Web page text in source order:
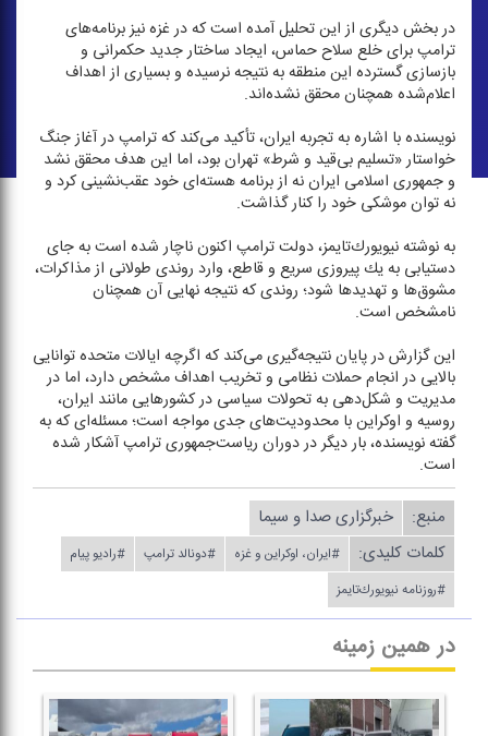
در بخش دیگری از این تحلیل آمده است كه در غزه نیز برنامه‌های
ترامپ برای خلع سلاح حماس، ایجاد ساختار جدید حكمرانی و
بازسازی گسترده این منطقه به نتیجه نرسیده و بسیاری از اهداف
اعلام‌شده همچنان محقق نشده‌اند.
نویسنده با اشاره به تجربه ایران، تأكید می‌كند كه ترامپ در آغاز جنگ
خواستار «تسلیم بی‌قید و شرط» تهران بود، اما این هدف محقق نشد
و جمهوری اسلامی ایران نه از برنامه هسته‌ای خود عقب‌نشینی كرد و
نه توان موشكی خود را كنار گذاشت.
به نوشته نیویورك‌تایمز، دولت ترامپ اكنون ناچار شده است به جای
دستیابی به یك پیروزی سریع و قاطع، وارد روندی طولانی از مذاكرات،
مشوق‌ها و تهدید‌ها شود؛ روندی كه نتیجه نهایی آن همچنان
نامشخص است.
این گزارش در پایان نتیجه‌گیری می‌كند كه اگرچه ایالات متحده توانایی
بالایی در انجام حملات نظامی و تخریب اهداف مشخص دارد، اما در
مدیریت و شكل‌دهی به تحولات سیاسی در كشور‌هایی مانند ایران،
روسیه و اوكراین با محدودیت‌های جدی مواجه است؛ مسئله‌ای كه به
گفته نویسنده، بار دیگر در دوران ریاست‌جمهوری ترامپ آشكار شده
است.
منبع:
خبرگزاری صدا و سیما
کلمات کلیدی:
#ایران، اوكراین و غزه #دونالد ترامپ
#رادیو پیام
#روزنامه نیویورك‌تایمز
در همین زمینه